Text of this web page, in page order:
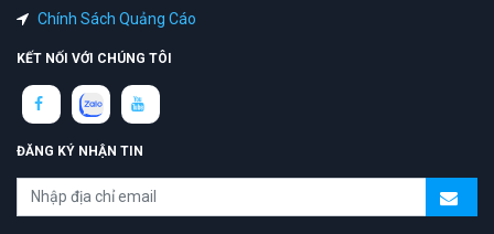
Chính Sách Quảng Cáo
KẾT NỐI VỚI CHÚNG TÔI
ĐĂNG KÝ NHẬN TIN